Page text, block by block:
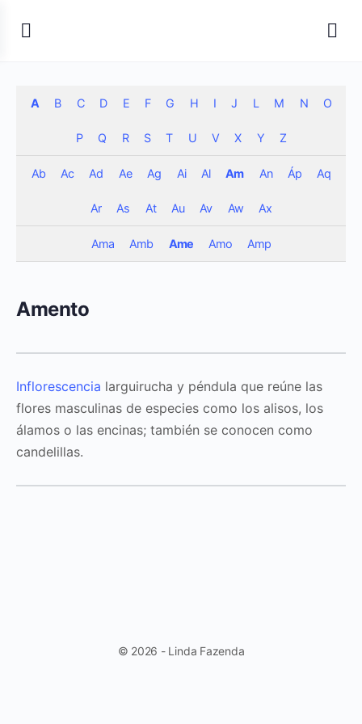
A B C D E F G H I J L M N O
P Q R S T U V X Y Z
Ab Ac Ad Ae Ag Ai Al Am An Áp Aq
Ar As At Au Av Aw Ax
Ama Amb Ame Amo Amp
Amento
Inflorescencia larguirucha y péndula que reúne las
flores masculinas de especies como los alisos, los
álamos o las encinas; también se conocen como
candelillas.
© 2026 - Linda Fazenda